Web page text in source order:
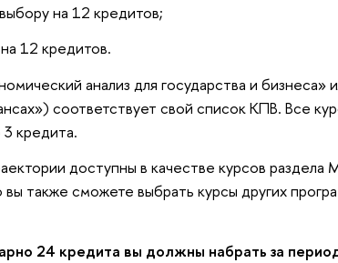
на 12 кредитов;
12 кредитов.
анализ для государства и бизнеса»
соответствует свой список КПВ. Все
кредита.
доступны в качестве курсов раздела
также сможете выбрать курсы других
24 кредита вы должны набрать за